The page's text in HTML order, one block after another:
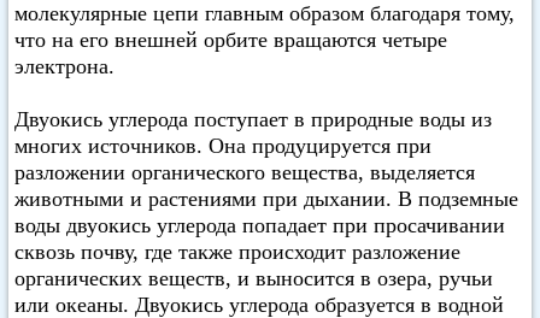
молекулярные цепи главным образом благодаря тому,
что на его внешней орбите вращаются четыре
электрона.
Двуокись углерода поступает в природные воды из
многих источников. Она продуцируется при
разложении органического вещества, выделяется
животными и растениями при дыхании. В подземные
воды двуокись углерода попадает при просачивании
сквозь почву, где также происходит разложение
органических веществ, и выносится в озера, ручьи
или океаны. Двуокись углерода образуется в водной